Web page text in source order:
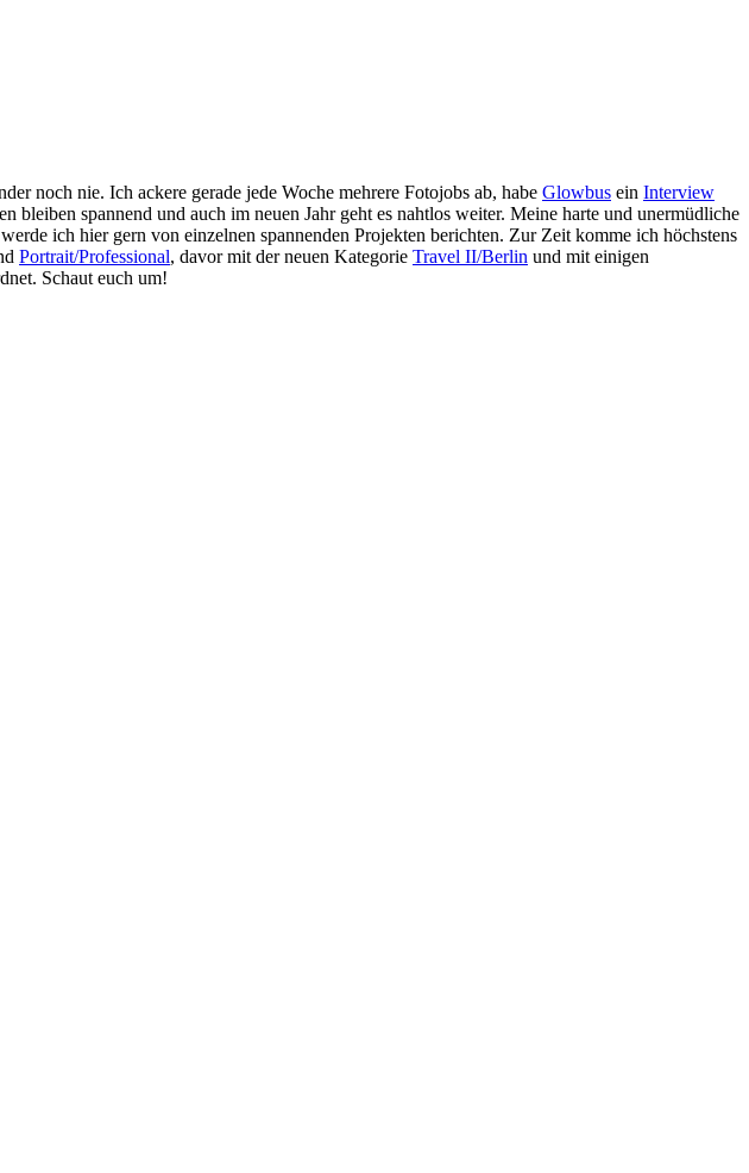
noch nie. Ich ackere gerade jede Woche mehrere Fotojobs ab, habe Glowbus ein Interview
bleiben spannend und auch im neuen Jahr geht es nahtlos weiter. Meine harte und unermüdliche
ich hier gern von einzelnen spannenden Projekten berichten. Zur Zeit komme ich höchstens
Portrait/Professional, davor mit der neuen Kategorie Travel II/Berlin und mit einigen
Schaut euch um!